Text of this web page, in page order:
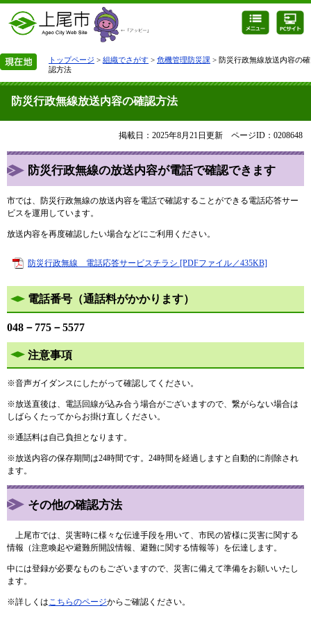
トップページ > 組織でさがす > 危機管理防災課 > 防災行政無線放送内容の確
認方法
防災行政無線放送内容の確認方法
掲載日：2025年8月21日更新 ページID：0208648
防災行政無線の放送内容が電話で確認できます
市では、防災行政無線の放送内容を電話で確認することができる電話応答サー
ビスを運用しています。
放送内容を再度確認したい場合などにご利用ください。
防災行政無線 電話応答サービスチラシ [PDFファイル／435KB]
電話番号（通話料がかかります）
048－775－5577
注意事項
※音声ガイダンスにしたがって確認してください。
※放送直後は、電話回線が込み合う場合がございますので、繋がらない場合は
しばらくたってからお掛け直しください。
※通話料は自己負担となります。
※放送内容の保存期間は24時間です。24時間を経過しますと自動的に削除され
ます。
その他の確認方法
上尾市では、災害時に様々な伝達手段を用いて、市民の皆様に災害に関する
情報（注意喚起や避難所開設情報、避難に関する情報等）を伝達します。
中には登録が必要なものもございますので、災害に備えて準備をお願いいたし
ます。
※詳しくは こちらのページからご確認ください。